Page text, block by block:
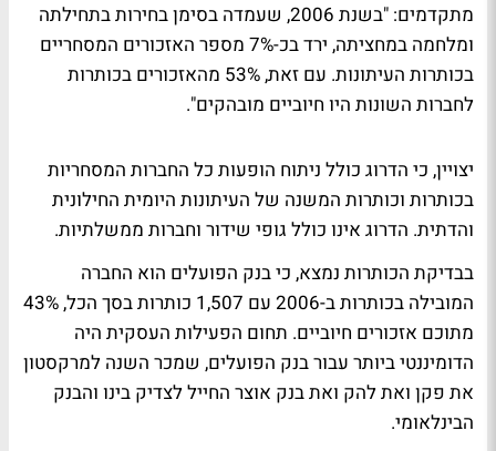
מתקדמים: "בשנת 2006, שעמדה בסימן בחירות בתחילתה
ומלחמה במחציתה, ירד בכ-7% מספר האזכורים המסחריים
בכותרות העיתונות. עם זאת, 53% מהאזכורים בכותרות
לחברות השונות היו חיוביים מובהקים".
יצויין, כי הדרוג כולל ניתוח הופעות כל החברות המסחריות
בכותרות וכותרות המשנה של העיתונות היומית החילונית
והדתית. הדרוג אינו כולל גופי שידור וחברות ממשלתיות.
בבדיקת הכותרות נמצא, כי בנק הפועלים הוא החברה
המובילה בכותרות ב-2006 עם 1,507 כותרות בסך הכל, 43%
מתוכם אזכורים חיוביים. תחום הפעילות העסקית היה
הדומיננטי ביותר עבור בנק הפועלים, שמכר השנה למרקסטון
את פקן ואת להק ואת בנק אוצר החייל לצדיק בינו והבנק
הבינלאומי.